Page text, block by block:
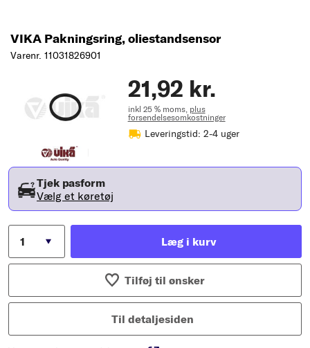
VIKA Pakningsring, oliestandsensor
Varenr. 11031826901
21,92 kr.
inkl 25 % moms, plus
forsendelsesomkostninger
Leveringstid: 2-4 uger
Tjek pasform
Vælg et køretøj
Læg i kurv
Tilføj til ønsker
Til detaljesiden